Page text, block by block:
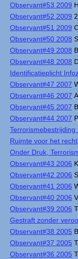
Observant#53 2009
Observant#52 2009
Observant#51 2009
Observant#50 2008
Observant#49 2008
Observant#48 2008
Identificatieplicht
Observant#47 2007
Observant#46 2007
Observant#45 2007
Observant#44 2007
Ruimte voor het recht
Onder Druk,
Observant#43 2006
Observant#42 2006
Observant#41 2006
Observant#40 2006
Observant#39 2006
Gestraft zonder
Observant#38 2005
Observant#37 2005
Observant#36 2005